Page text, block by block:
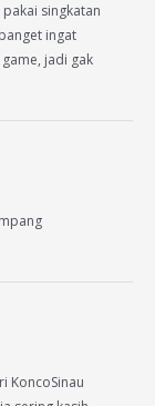
singkatan
ingat
jadi gak
KoncoSinau